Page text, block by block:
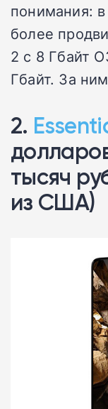
понимания:
более
2 с 8 Гбайт
Гбайт. За
2.
тысяч
из США)